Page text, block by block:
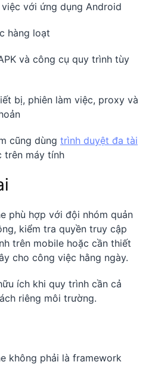
với ứng dụng Android
hàng loạt
và công cụ quy trình tùy
bị, phiên làm việc, proxy và
cũng dùng trình duyệt đa tài
trên máy tính
phù hợp với đội nhóm quản
kiểm tra quyền truy cập
trên mobile hoặc cần thiết
cho công việc hằng ngày.
ích khi quy trình cần cả
riêng môi trường.
không phải là framework